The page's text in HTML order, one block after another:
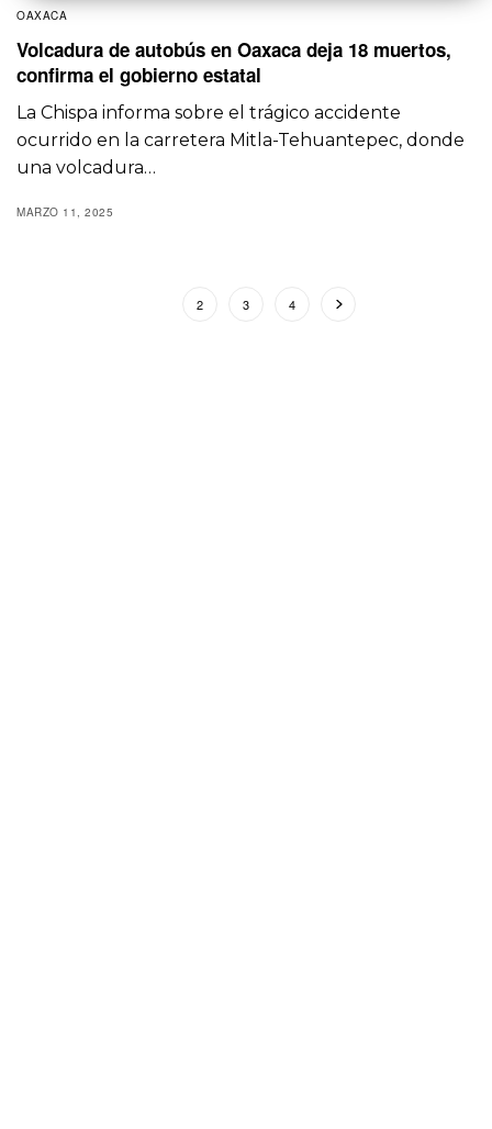
OAXACA
Volcadura de autobús en Oaxaca deja 18 muertos,
confirma el gobierno estatal
La Chispa informa sobre el trágico accidente
ocurrido en la carretera Mitla-Tehuantepec, donde
una volcadura…
MARZO 11, 2025
2 3 4